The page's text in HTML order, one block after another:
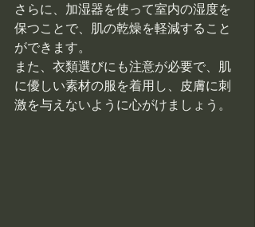
さらに、加湿器を使って室内の湿度を
保つことで、肌の乾燥を軽減すること
ができます。
また、衣類選びにも注意が必要で、肌
に優しい素材の服を着用し、皮膚に刺
激を与えないように心がけましょう。